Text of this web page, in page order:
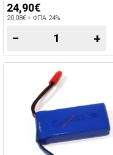
24,90€
20,08€ + ΦΠΑ 24%
− +